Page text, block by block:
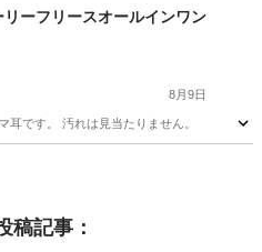
用品ーフリースオールインワン
8月9日
耳です。 汚れは見当たりません。
稿記事：